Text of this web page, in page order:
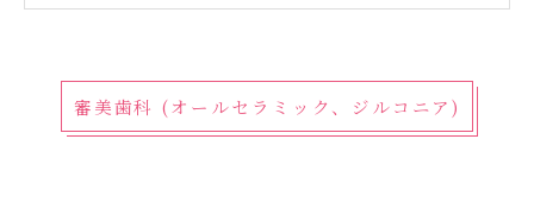
審美歯科 (オールセラミック、ジルコニア)